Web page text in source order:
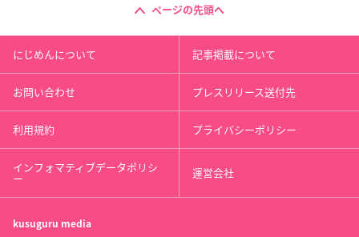
ページの先頭へ
にじめんについて 記事掲載について
お問い合わせ プレスリリース送付先
利用規約 プライバシーポリシー
インフォマティブデータポリシ
ー 運営会社
kusuguru media